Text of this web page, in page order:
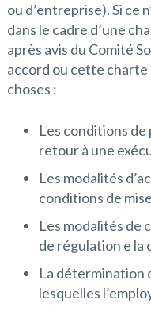
ou d’entreprise). Si ce
dans le cadre d’une
après avis du Comité
accord ou cette
choses :
Les conditions
retour à une
Les modalités
conditions de
Les modalités de
de régulation e la
La détermination
lesquelles